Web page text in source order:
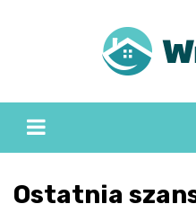
Ostatnia